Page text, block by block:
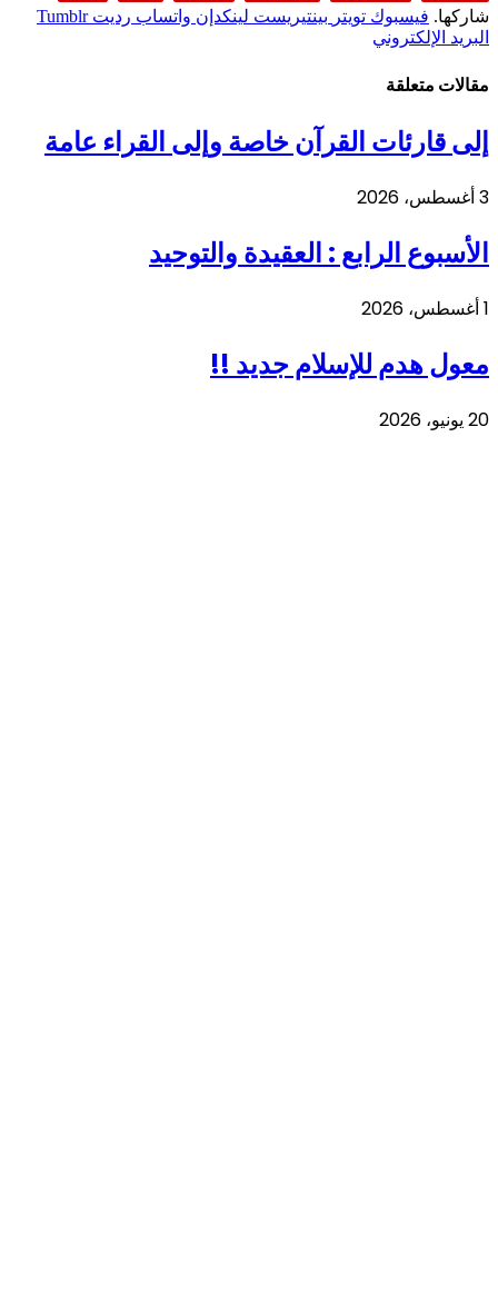
شاركها. فيسبوك تويتر بينتيريست لينكدإن واتساب رديت Tumblr
البريد الإلكتروني
مقالات متعلقة
إلى قارئات القرآن خاصة وإلى القراء عامة
3 أغسطس، 2026
الأسبوع الرابع : العقيدة والتوحيد
1 أغسطس، 2026
معول هدم للإسلام جديد !!
20 يونيو، 2026